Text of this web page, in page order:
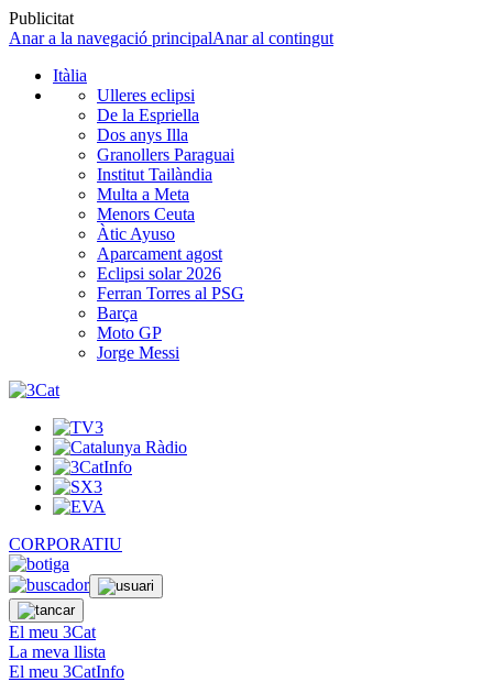
Publicitat
Anar a la navegació principalAnar al contingut
Itàlia
Ulleres eclipsi
De la Espriella
Dos anys Illa
Granollers Paraguai
Institut Tailàndia
Multa a Meta
Menors Ceuta
Àtic Ayuso
Aparcament agost
Eclipsi solar 2026
Ferran Torres al PSG
Barça
Moto GP
Jorge Messi
CORPORATIU
El meu 3Cat
La meva llista
El meu 3CatInfo